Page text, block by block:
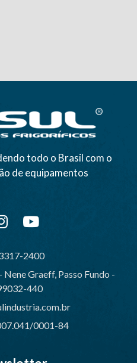
todo o Brasil com o
de equipamentos
2400
Nene Graeff, Passo Fundo -
440
0001-84